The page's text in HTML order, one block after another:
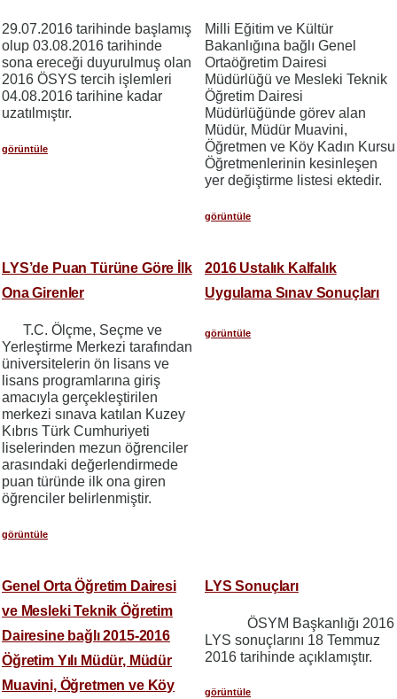
29.07.2016 tarihinde başlamış
olup 03.08.2016 tarihinde
sona ereceği duyurulmuş olan
2016 ÖSYS tercih işlemleri
04.08.2016 tarihine kadar
uzatılmıştır.
görüntüle
Milli Eğitim ve Kültür
Bakanlığına bağlı Genel
Ortaöğretim Dairesi
Müdürlüğü ve Mesleki Teknik
Öğretim Dairesi
Müdürlüğünde görev alan
Müdür, Müdür Muavini,
Öğretmen ve Köy Kadın Kursu
Öğretmenlerinin kesinleşen
yer değiştirme listesi ektedir.
görüntüle
LYS’de Puan Türüne Göre İlk
Ona Girenler
T.C. Ölçme, Seçme ve
Yerleştirme Merkezi tarafından
üniversitelerin ön lisans ve
lisans programlarına giriş
amacıyla gerçekleştirilen
merkezi sınava katılan Kuzey
Kıbrıs Türk Cumhuriyeti
liselerinden mezun öğrenciler
arasındaki değerlendirmede
puan türünde ilk ona giren
öğrenciler belirlenmiştir.
görüntüle
2016 Ustalık Kalfalık
Uygulama Sınav Sonuçları
görüntüle
Genel Orta Öğretim Dairesi
ve Mesleki Teknik Öğretim
Dairesine bağlı 2015-2016
Öğretim Yılı Müdür, Müdür
Muavini, Öğretmen ve Köy
LYS Sonuçları
ÖSYM Başkanlığı 2016
LYS sonuçlarını 18 Temmuz
2016 tarihinde açıklamıştır.
görüntüle